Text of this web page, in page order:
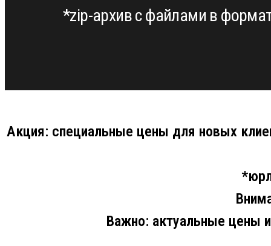
*zip-архив с файлами в
Акция: специальные цены для новых
Важно: актуальные цены